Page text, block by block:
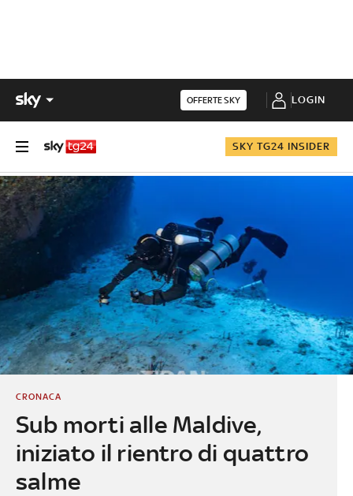
OFFERTE SKY LOGIN
SKY TG24 INSIDER
Sub morti alle Maldive,
iniziato il rientro di quattro
salme
CRONACA